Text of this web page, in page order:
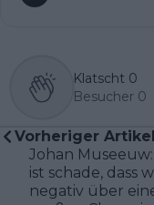
Klatscht 0
Besucher 0
Vorheriger Artikel
Johan Museeuw:
ist schade, dass
negativ über